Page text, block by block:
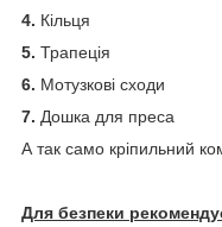
4. Кільця
5. Трапеція
6. Мотузкові сходи
7. Дошка для преса
А так само кріпильний
Для безпеки